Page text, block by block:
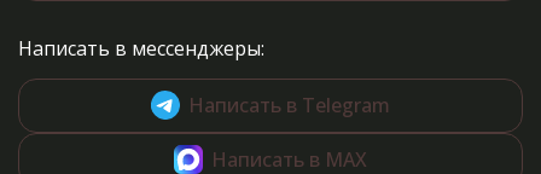
Написать в мессенджеры:
Написать в Telegram
Написать в MAX